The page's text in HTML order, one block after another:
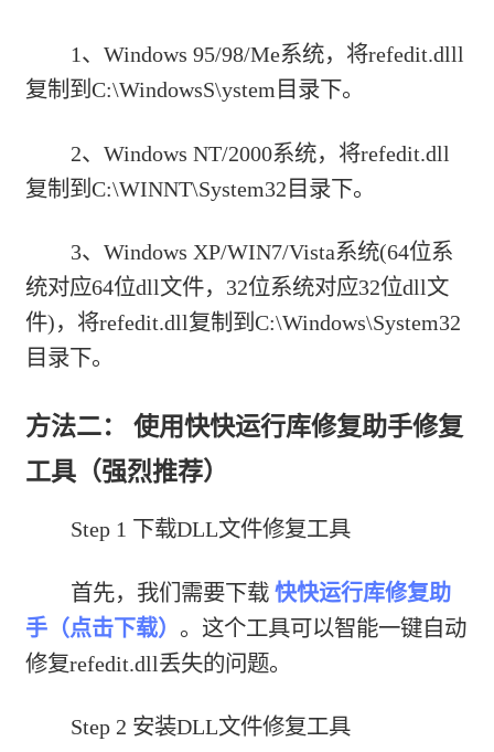
1、Windows 95/98/Me系统，将refedit.dlll
复制到C:\WindowsS\ystem目录下。
2、Windows NT/2000系统，将refedit.dll
复制到C:\WINNT\System32目录下。
3、Windows XP/WIN7/Vista系统(64位系
统对应64位dll文件，32位系统对应32位dll文
件)，将refedit.dll复制到C:\Windows\System32
目录下。
方法二： 使用快快运行库修复助手修复
工具（强烈推荐）
Step 1 下载DLL文件修复工具
首先，我们需要下载 快快运行库修复助
手（点击下载） 。这个工具可以智能一键自动
修复refedit.dll丢失的问题。
Step 2 安装DLL文件修复工具